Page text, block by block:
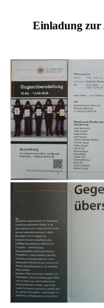
Einladung zur